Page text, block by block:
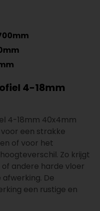
4-18mm
4-18mm 40x4mm
een strakke
of voor het
Zo krijgt
andere harde vloer
De
een rustige en